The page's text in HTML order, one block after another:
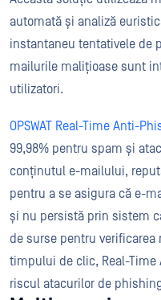
automată și analiză
instantaneu tentativele de
mailurile malițioase sunt
utilizatori.
OPSWAT Real-Time Anti-
99,98% pentru spam și
conținutul e-mailului,
pentru a se asigura că e-
și nu persistă prin sistem
de surse pentru
timpului de clic, Real-
riscul atacurilor de